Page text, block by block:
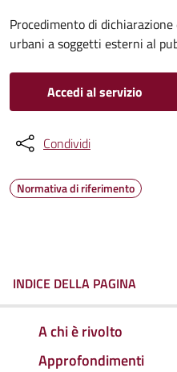
Procedimento di
urbani a soggetti esterni al
Accedi al servizio
Condividi
Normativa di riferimento
INDICE DELLA PAGINA
A chi è rivolto
Approfondimenti